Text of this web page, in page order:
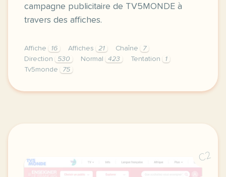
campagne publicitaire de TV5MONDE à
travers des affiches.
Affiche 16 Affiches 21 Chaîne
7
Direction
530 Normal 423 Tentation
1
Tv5monde
75
didomi host didomi components button cursor
C2